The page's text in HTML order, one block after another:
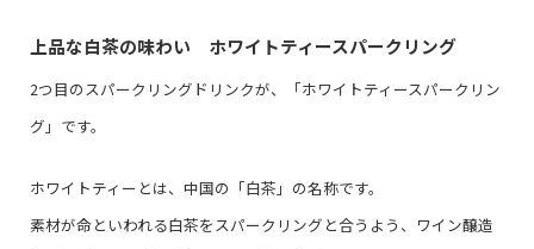
上品な白茶の味わい ホワイトティースパークリング
2つ目のスパークリングドリンクが、「ホワイトティースパークリン
グ」です。
ホワイトティーとは、中国の「白茶」の名称です。
素材が命といわれる白茶をスパークリングと合うよう、ワイン醸造